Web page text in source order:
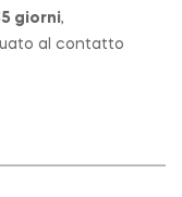
giorni,
al contatto